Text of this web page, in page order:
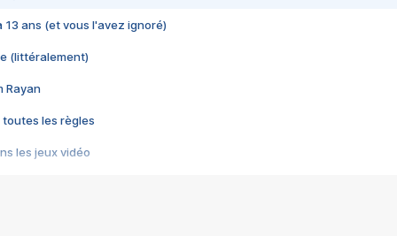
13 ans (et vous l'avez ignoré)
(littéralement)
Rayan
toutes les règles
les jeux vidéo